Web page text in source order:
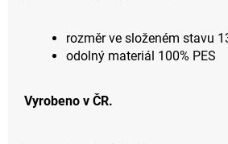
rozměr ve složeném stavu
odolný materiál 100% PES
Vyrobeno v ČR.